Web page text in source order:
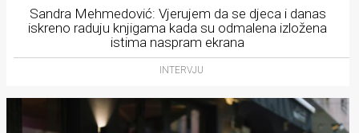
Sandra Mehmedović: Vjerujem da se djeca i danas
iskreno raduju knjigama kada su odmalena izložena
istima naspram ekrana
INTERVJU